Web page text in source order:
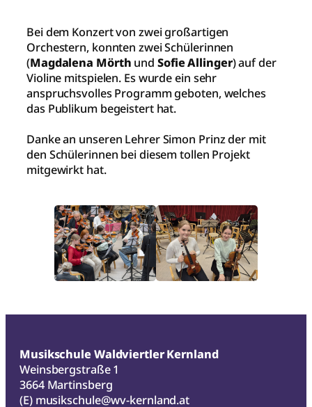
Bei dem Konzert von zwei großartigen
Orchestern, konnten zwei Schülerinnen
(Magdalena Mörth und Sofie Allinger) auf der
Violine mitspielen. Es wurde ein sehr
anspruchsvolles Programm geboten, welches
das Publikum begeistert hat.
Danke an unseren Lehrer Simon Prinz der mit
den Schülerinnen bei diesem tollen Projekt
mitgewirkt hat.
Musikschule Waldviertler Kernland
Weinsbergstraße 1
3664 Martinsberg
(E) musikschule@wv-kernland.at